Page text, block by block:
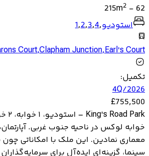
62
-
215m2
استودیو,
1,2,3,4
Court,Clapham Junction,Earl's Court
تکمیل:
4Q/2026
£755,500
معماری نمادین. این ملک با امکاناتی
سینما، گزینه‌ای ایده‌آل برای